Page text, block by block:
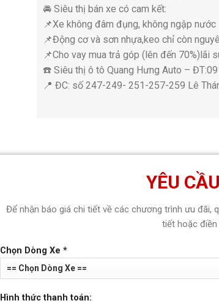
🚘 Siêu thị bán xe có cam kết:
📌Xe không đâm đụng, không ngập nước
📌Động cơ và sơn nhựa,keo chỉ còn
📌Cho vay mua trả góp (lên đến 70%)lãi
☎️ Siêu thị ô tô Quang Hưng Auto –
📍 ĐC: số 247-249- 251-257-259 Lê
YÊU
Để nhận báo giá chi tiết về các chương trình ưu đãi,
tiết hoặc
Chọn Dòng Xe *
Hình thức thanh toán: